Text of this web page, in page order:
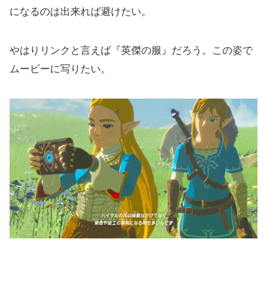
になるのは出来れば避けたい。
やはりリンクと言えば『英傑の服』だろう。この姿で
ムービーに写りたい。